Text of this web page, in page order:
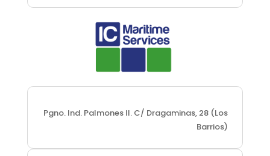
Pgno. Ind. Palmones II. C/ Dragaminas, 28 (Los
Barrios)